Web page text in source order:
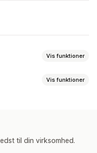
Vis funktioner
Vis funktioner
til din virksomhed.